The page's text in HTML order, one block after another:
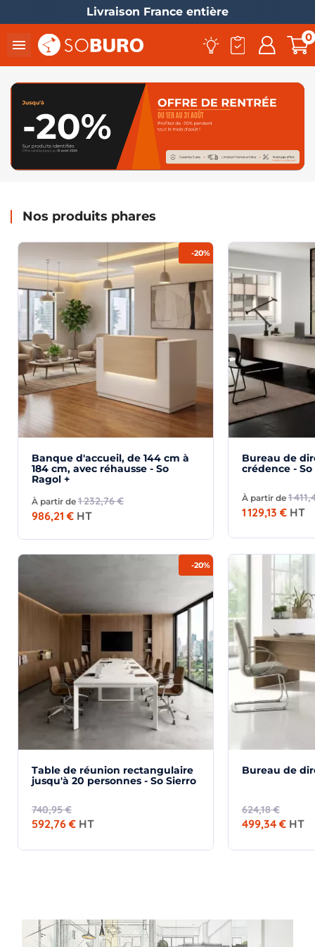
Livraison France entière
 0
Nos produits phares
Banque d'accueil, de 144 cm à
184 cm, avec réhausse - So
Ragol +
À partir de 1 232,76 €
986,21 € HT
-20%
Bureau de
crédence - So
À partir de1
1 129,13 € HT
Table de réunion rectangulaire
jusqu'à 20 personnes - So Sierro
740,95 €
592,76 € HT
-20%
Bureau de
624,18 €
499,34 € HT